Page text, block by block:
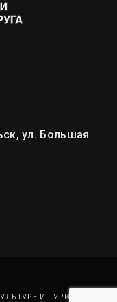
ул. Большая
И ТУРИЗМУ